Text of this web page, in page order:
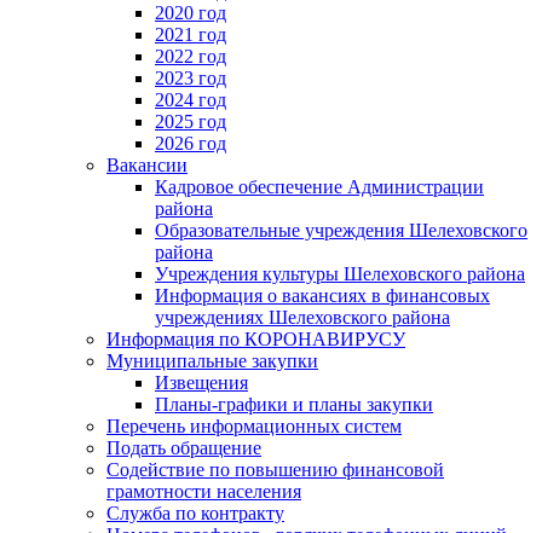
2020 год
2021 год
2022 год
2023 год
2024 год
2025 год
2026 год
Вакансии
Кадровое обеспечение Администрации
района
Образовательные учреждения Шелеховского
района
Учреждения культуры Шелеховского района
Информация о вакансиях в финансовых
учреждениях Шелеховского района
Информация по КОРОНАВИРУСУ
Муниципальные закупки
Извещения
Планы-графики и планы закупки
Перечень информационных систем
Подать обращение
Содействие по повышению финансовой
грамотности населения
Служба по контракту